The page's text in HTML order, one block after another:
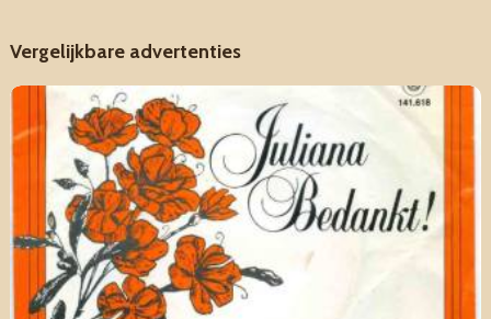
Vergelijkbare advertenties